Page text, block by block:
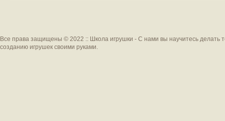
Все права защищены © 2022 :: Школа игрушки - С нами вы научитесь делать
созданию игрушек своими руками.